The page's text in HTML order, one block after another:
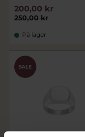
250,00 kr
200,00 kr
På lager
SALE